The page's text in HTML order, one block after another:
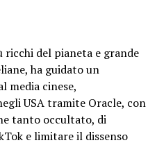
del pianeta e grande
ha guidato un
media cinese,
USA tramite Oracle, con
tanto occultato, di
e limitare il dissenso